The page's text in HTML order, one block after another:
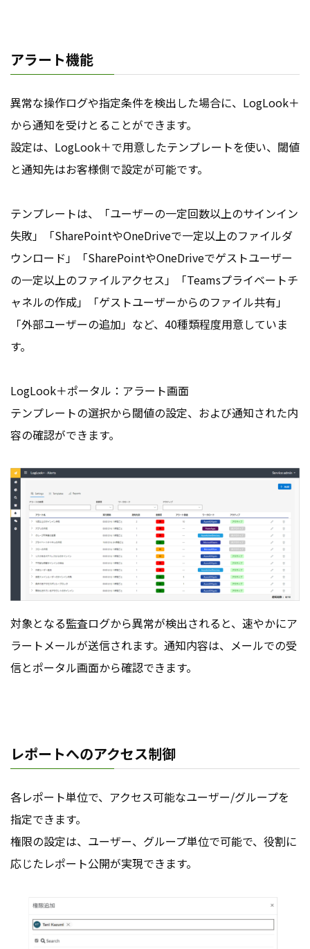
アラート機能
異常な操作ログや指定条件を検出した場合に、LogLook＋
から通知を受けとることができます。
設定は、LogLook＋で用意したテンプレートを使い、閾値
と通知先はお客様側で設定が可能です。
テンプレートは、「ユーザーの一定回数以上のサインイン
失敗」「SharePointやOneDriveで一定以上のファイルダ
ウンロード」「SharePointやOneDriveでゲストユーザー
の一定以上のファイルアクセス」「Teamsプライベートチ
ャネルの作成」「ゲストユーザーからのファイル共有」
「外部ユーザーの追加」など、40種類程度用意していま
す。
LogLook＋ポータル：アラート画面
テンプレートの選択から閾値の設定、および通知された内
容の確認ができます。
対象となる監査ログから異常が検出されると、速やかにア
ラートメールが送信されます。通知内容は、メールでの受
信とポータル画面から確認できます。
レポートへのアクセス制御
各レポート単位で、アクセス可能なユーザー/グループを
指定できます。
権限の設定は、ユーザー、グループ単位で可能で、役割に
応じたレポート公開が実現できます。